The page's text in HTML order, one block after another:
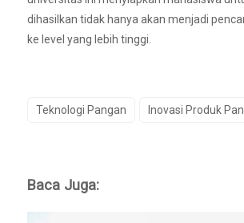
dihasilkan tidak hanya akan menjadi
ke level yang lebih tinggi.
Teknologi Pangan Inovasi Produk
Baca Juga: